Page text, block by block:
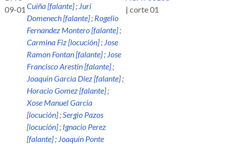
09-01 Cuiña [falante]; Juri
Domenech [falante]; Rogelio
Fernandez Montero [falante];
Carmina Fiz [locución]; Jose
Ramon Fontan [falante]; Jose
Francisco Arestin [falante];
Joaquin Garcia Diez [falante];
Horacio Gomez [falante];
Xose Manuel Garcia
[locución];Sergio Pazos
[locución]; Ignacio Perez
[falante]; Joaquin Ponte
| corte 01